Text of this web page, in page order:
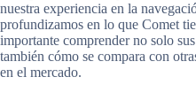
nuestra experiencia en la
profundizamos en lo que Comet
importante comprender no solo
también cómo se compara con
en el mercado.